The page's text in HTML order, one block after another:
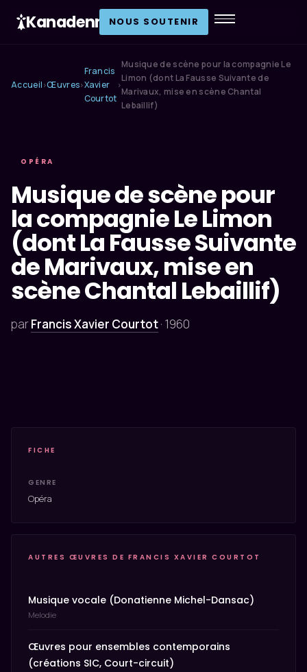
Kanadenn NOUS SOUTENIR
Accueil ›Œuvres›
Francis
Xavier
Courtot
›
Musique de scène pour la compagnie Le
Limon (dont La Fausse Suivante de
Marivaux, mise en scène Chantal
Lebaillif)
OPÉRA
Musique de scène pour
la compagnie Le Limon
(dont La Fausse Suivante
de Marivaux, mise en
scène Chantal Lebaillif)
parFrancis Xavier Courtot· 1960
FICHE
GENRE
Opéra
AUTRES ŒUVRES DE FRANCIS XAVIER COURTOT
Musique vocale (Donatienne Michel-Dansac)
Melodie
Œuvres pour ensembles contemporains
(créations SIC, Court-circuit)